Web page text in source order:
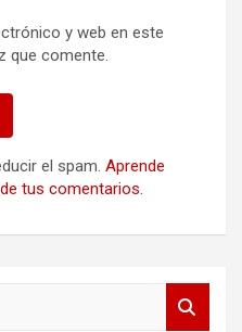
y web en este
que comente.
el spam. Aprende
tus comentarios.